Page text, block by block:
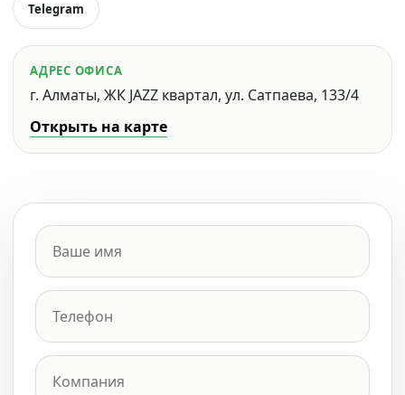
Telegram
АДРЕС ОФИСА
г. Алматы, ЖК JAZZ квартал, ул. Сатпаева, 133/4
Открыть на карте